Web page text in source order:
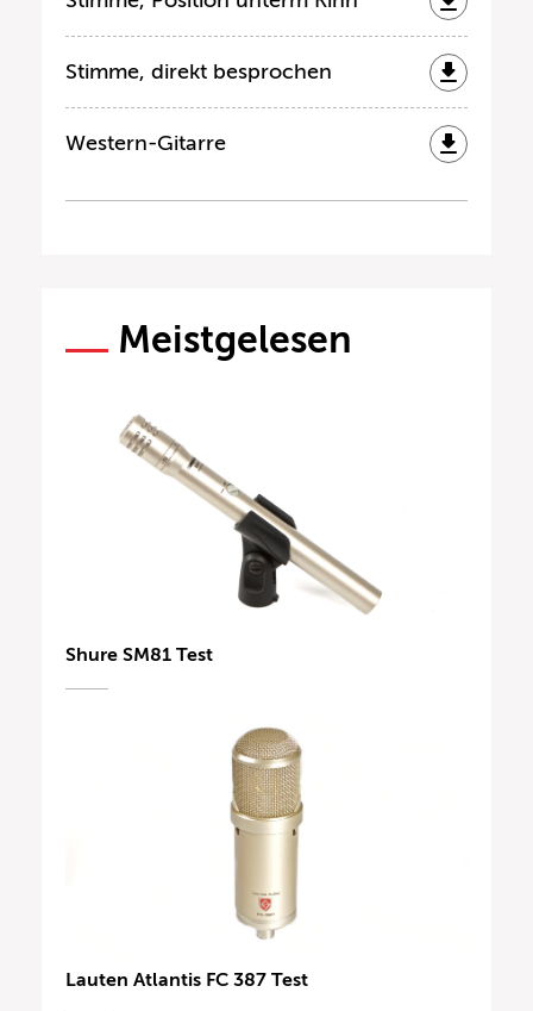
Stimme, direkt besprochen
Western-Gitarre
Meistgelesen
Shure SM81 Test
Lauten Atlantis FC 387 Test